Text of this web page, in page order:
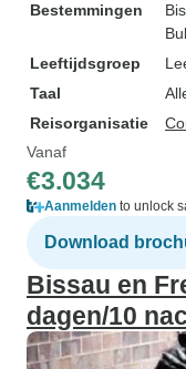
Bestemmingen
Leeftijdsgroep
Taal
Reisorganisatie
Vanaf
€3.034
Aanmelden to unlock
Download
Bissau en
dagen/10